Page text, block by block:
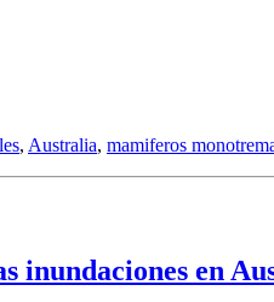
, Australia, mamiferos
inundaciones en